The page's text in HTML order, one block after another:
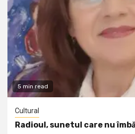
5 min read
Cultural
Radioul, sunetul care nu